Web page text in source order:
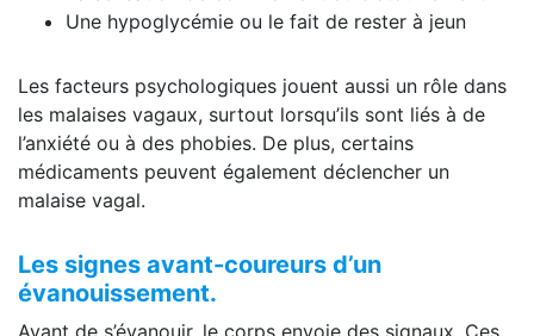
Une hypoglycémie ou le fait de rester à jeun
Les facteurs psychologiques jouent aussi un rôle dans
les malaises vagaux, surtout lorsqu’ils sont liés à de
l’anxiété ou à des phobies. De plus, certains
médicaments peuvent également déclencher un
malaise vagal.
Les signes avant-coureurs d’un
évanouissement.
Avant de s’évanouir, le corps envoie des signaux. Ces